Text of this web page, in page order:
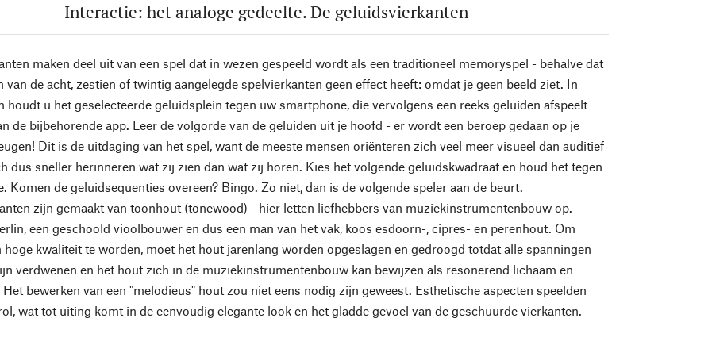
Interactie: het analoge gedeelte. De geluidsvierkanten
maken deel uit van een spel dat in wezen gespeeld wordt als een traditioneel memoryspel - behalve dat
van de acht, zestien of twintig aangelegde spelvierkanten geen effect heeft: omdat je geen beeld ziet. In
houdt u het geselecteerde geluidsplein tegen uw smartphone, die vervolgens een reeks geluiden afspeelt
de bijbehorende app. Leer de volgorde van de geluiden uit je hoofd - er wordt een beroep gedaan op je
Dit is de uitdaging van het spel, want de meeste mensen oriënteren zich veel meer visueel dan auditief
dus sneller herinneren wat zij zien dan wat zij horen. Kies het volgende geluidskwadraat en houd het tegen
Komen de geluidsequenties overeen? Bingo. Zo niet, dan is de volgende speler aan de beurt.
zijn gemaakt van toonhout (tonewood) - hier letten liefhebbers van muziekinstrumentenbouw op.
een geschoold vioolbouwer en dus een man van het vak, koos esdoorn-, cipres- en perenhout. Om
hoge kwaliteit te worden, moet het hout jarenlang worden opgeslagen en gedroogd totdat alle spanningen
verdwenen en het hout zich in de muziekinstrumentenbouw kan bewijzen als resonerend lichaam en
Het bewerken van een "melodieus" hout zou niet eens nodig zijn geweest. Esthetische aspecten speelden
wat tot uiting komt in de eenvoudig elegante look en het gladde gevoel van de geschuurde vierkanten.